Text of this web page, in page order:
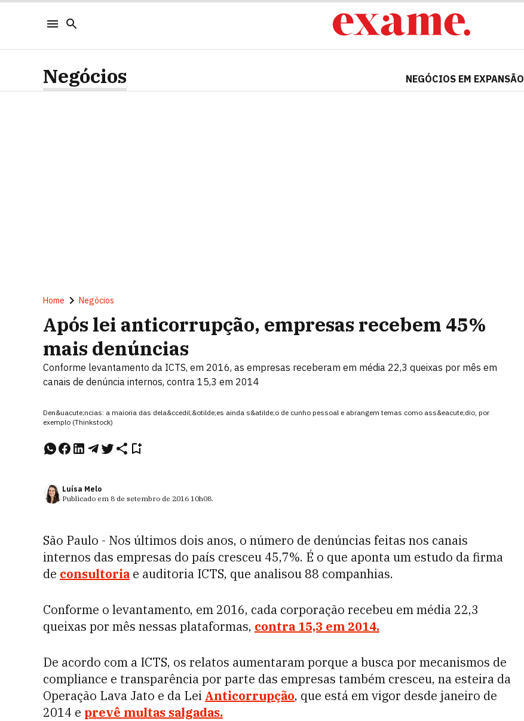
Negócios NEGÓCIOS EM EXPANSÃO
Home Negócios
Após lei anticorrupção, empresas recebem 45%
mais denúncias
Conforme levantamento da ICTS, em 2016, as empresas receberam em média 22,3 queixas por mês em
canais de denúncia internos, contra 15,3 em 2014
Den&uacute;ncias: a maioria das dela&ccedil;&otilde;es ainda s&atilde;o de cunho pessoal e abrangem temas como ass&eacute;dio, por
exemplo (Thinkstock)
Luísa Melo
Publicado em 8 de setembro de 2016 10h08.
São Paulo - Nos últimos dois anos, o número de denúncias feitas nos canais
internos das empresas do país cresceu 45,7%. É o que aponta um estudo da firma
de consultoria e auditoria ICTS, que analisou 88 companhias.
Conforme o levantamento, em 2016, cada corporação recebeu em média 22,3
queixas por mês nessas plataformas, contra 15,3 em 2014.
De acordo com a ICTS, os relatos aumentaram porque a busca por mecanismos de
compliance e transparência por parte das empresas também cresceu, na esteira da
Operação Lava Jato e da Lei Anticorrupção, que está em vigor desde janeiro de
2014 e prevê multas salgadas.